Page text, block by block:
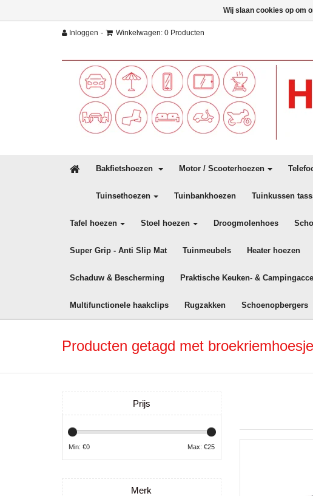
Inloggen - Winkelwagen: 0 Producten
Bakfietshoezen Motor / Scooterhoezen
Tuinsethoezen Tuinbankhoezen Tuinkussen
Tafel hoezen Stoel hoezen Droogmolenhoes
Super Grip - Anti Slip Mat Tuinmeubels Heater hoezen
Schaduw & Bescherming Praktische Keuken- &
Multifunctionele haakclips Rugzakken Schoenopbergers
Producten getagd met
Prijs
Min: €0 Max: €25
Merk
Wij slaan cookies op om